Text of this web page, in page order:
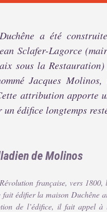
a été
Sclafer-Lagorce
sous la
Jacques
attribution apporte
édifice longtemps
de Molinos
française, vers 1800,
édifier la maison Duchêne
de l’édifice, il fait appel à